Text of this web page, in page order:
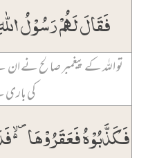
فَقَالَ لَہُمۡ رَسُوۡلُ
تو اللہ کے پیغمبر صالح نے ان
کی باری
فَکَذَّبُوۡہُ فَعَقَرُوۡہَا